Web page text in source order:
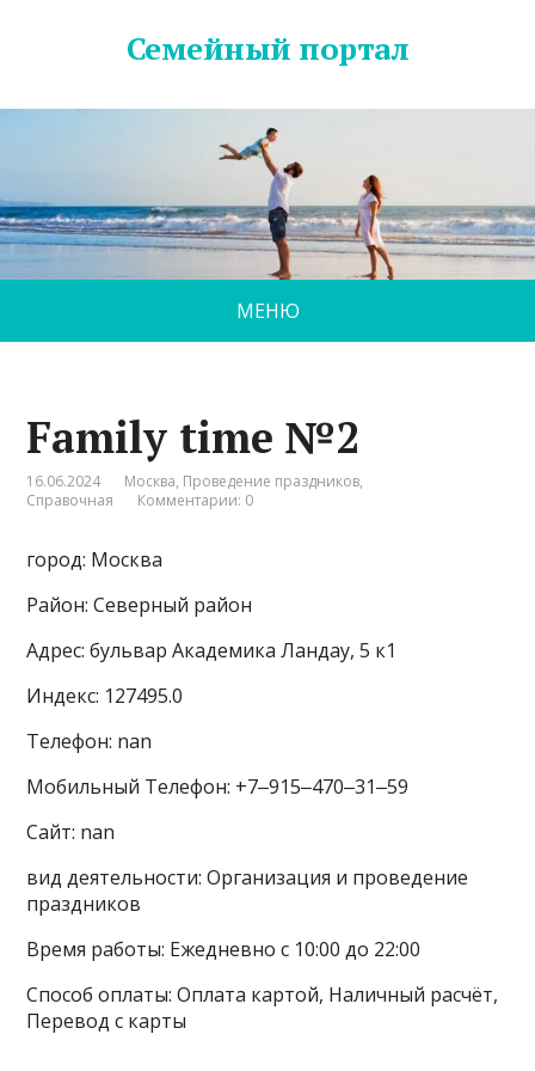
Семейный портал
МЕНЮ
Family time №2
16.06.2024 Москва, Проведение праздников,
Справочная
Комментарии: 0
город: Москва
Район: Северный район
Адрес: бульвар Академика Ландау, 5 к1
Индекс: 127495.0
Телефон: nan
Мобильный Телефон: +7‒915‒470‒31‒59
Сайт: nan
вид деятельности: Организация и проведение
праздников
Время работы: Ежедневно с 10:00 до 22:00
Способ оплаты: Оплата картой, Наличный расчёт,
Перевод с карты